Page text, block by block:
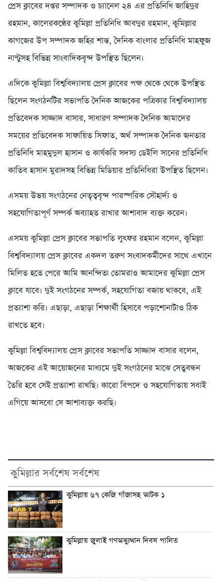
প্রেস ক্লাবের দপ্তর সম্পাদক ও চ্যানেল ২৪ এর প্রতিনিধি জাহিদুর
রহমান, কালেরকণ্ঠের কুমিল্লা প্রতিনিধি আবদুর রহমান, কুমিল্লার
কাগজের উপ সম্পাদক জহির শান্ত, দৈনিক বাংলার প্রতিনিধি মাহফুজ
নান্টুসহ বিভিন্ন সাংবাদিকবৃন্দ উপস্থিত ছিলেন।
এদিকে কুমিল্লা বিশ্ববিদ্যালয় প্রেস ক্লাবের পক্ষ থেকে থেকে উপস্থিত
ছিলেন সংগঠনটির সভাপতি দৈনিক আজকের পত্রিকার বিশ্ববিদ্যালয়
প্রতিবেদক সাজ্জাদ বাসার, সাধারণ সম্পাদক দৈনিক আমাদের
সময়ের প্রতিবেদক সাফায়িত সিফাত, অর্থ সম্পাদক দৈনিক জনতার
প্রতিনিধি মাহমুদুল হাসান ও কার্যকরি সদস্য ডেইলি সানের প্রতিনিধি
কাতিব হাসান মুরাদসহ বিভিন্ন মিডিয়ার প্রতিনিধিরা উপস্থিত ছিলেন।
এসময় উভয় সংগঠনের নেতৃত্ববৃন্দ পারস্পরিক সৌহার্দ্য ও
সহযোগিতাপূর্ণ সম্পর্ক অব্যাহত রাখার আশাবাদ ব্যক্ত করেন।
এসময় কুমিল্লা প্রেস ক্লাবের সভাপতি লুৎফর রহমান বলেন, কুমিল্লা
বিশ্ববিদ্যালয় প্রেস ক্লাবের একদল তরুণ সংবাদকর্মীদের সাথে এখানে
মিলিত হতে পেরে আমি আনন্দিত৷ তোমরাও আমাদের কুমিল্লা প্রেস
ক্লাবে যাবে। দুই সংগঠনের সম্পর্ক, সহযোগিতা বজায় থাকবে, এই
প্রত্যাশা করি। এছাড়া, এছাড়া শিক্ষার্থী হিসাবে পড়াশোনাটাও ঠিক
রাখতে হবে।
কুমিল্লা বিশ্ববিদ্যালয় প্রেস ক্লাবের সভাপতি সাজ্জাদ বাসার বলেন,
আজকের এই আয়োজনের মাধ্যমে দুই সংগঠনের মাঝে সেতুবন্ধন
তৈরি হবে সেই প্রত্যাশা রাখছি। কারো বিপদে ও সহযোগিতায় সবাই
এগিয়ে আসবো সে আশাব্যক্ত করছি।
কুমিল্লার সর্বশেষ সর্বশেষ
কুমিল্লায় ৬৭ কেজি গাঁজাসহ আটক ১
কুমিল্লায় জুলাই গণঅভ্যুত্থান দিবস পালিত